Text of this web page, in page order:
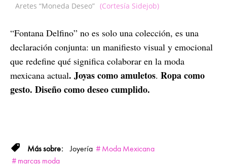
Aretes “Moneda Deseo” (Cortesía Sidejob)
“Fontana Delfino” no es solo una colección, es una
declaración conjunta: un manifiesto visual y emocional
que redefine qué significa colaborar en la moda
mexicana actual. Joyas como amuletos. Ropa como
gesto. Diseño como deseo cumplido.
Joyería
Moda Mexicana
marcas moda